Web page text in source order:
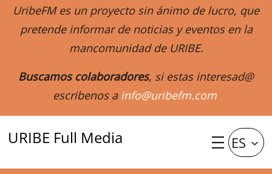
UribeFM es un proyecto sin ánimo de lucro, que
pretende informar de noticias y eventos en la
mancomunidad de URIBE.
Buscamos colaboradores, si estas interesad@
escribenos a info@uribefm.com
URIBE Full Media ES